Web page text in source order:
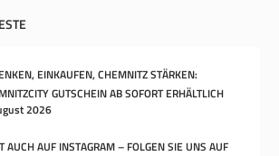
EINKAUFEN, CHEMNITZ STÄRKEN:
GUTSCHEIN AB SOFORT ERHÄLTLICH
2026
AUCH AUF INSTAGRAM – FOLGEN SIE UNS AUF